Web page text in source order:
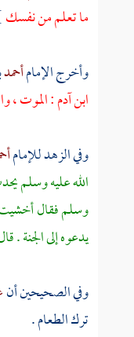
ما تعلم من نفسك
وأخرج الإمامأحمد
ابنآدم: الموت ،
وفي الزهد للإمام
الله عليه وسلم
وسلم فقال أخشيت
يدعوه إلى الجنة .
وفي الصحيحين أن
ترك الطعام .